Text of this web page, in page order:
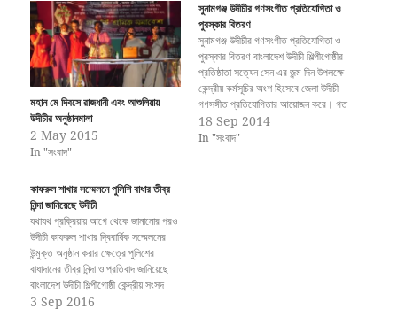
মহান মে দিবসে রাজধানী এবং আশুলিয়ায়
উদীচীর অনুষ্ঠানমালা
2 May 2015
In "সংবাদ"
সুনামগঞ্জ উদীচীর গণসংগীত প্রতিযোগিতা ও
পুরস্কার বিতরণ
সুনামগঞ্জ উদীচীর গণসংগীত প্রতিযোগিতা ও
পুরস্কার বিতরণ বাংলাদেশ উদীচী শিল্পীগোষ্ঠীর
প্রতিষ্ঠাতা সত্যেন সেন এর জন্ম দিন উপলক্ষে
কেন্দ্রীয় কর্মসূচির অংশ হিসেবে জেলা উদীচী
গণসঙ্গীত প্রতিযোগিতার আয়োজন করে। গত
৪ মার্চ ২০১১ সকালে এ কর্মসূচি স্থানীয় এইচ
এম পি উচ্চ বিদ্যালয় প্রাঙ্গণে অনুষ্ঠিত হয়।
18 Sep 2014
In "সংবাদ"
কাফরুল শাখার সম্মেলনে পুলিশি বাধার তীব্র
নিন্দা জানিয়েছে উদীচী
যথাযথ প্রক্রিয়ায় আগে থেকে জানানোর পরও
উদীচী কাফরুল শাখার দ্বিবার্ষিক সম্মেলনের
উন্মুক্ত অনুষ্ঠান করার ক্ষেত্রে পুলিশের
বাধাদানের তীব্র নিন্দা ও প্রতিবাদ জানিয়েছে
বাংলাদেশ উদীচী শিল্পীগোষ্ঠী কেন্দ্রীয় সংসদ
এবং ঢাকা মহানগর সংসদ। এক যৌথ
3 Sep 2016